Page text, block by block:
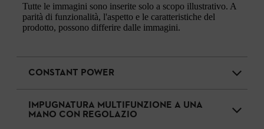
Tutte le immagini sono inserite solo a scopo illustrativo. A
parità di funzionalità, l'aspetto e le caratteristiche del
prodotto, possono differire dalle immagini.
CONSTANT POWER
IMPUGNATURA MULTIFUNZIONE A UNA
MANO CON REGOLAZIO